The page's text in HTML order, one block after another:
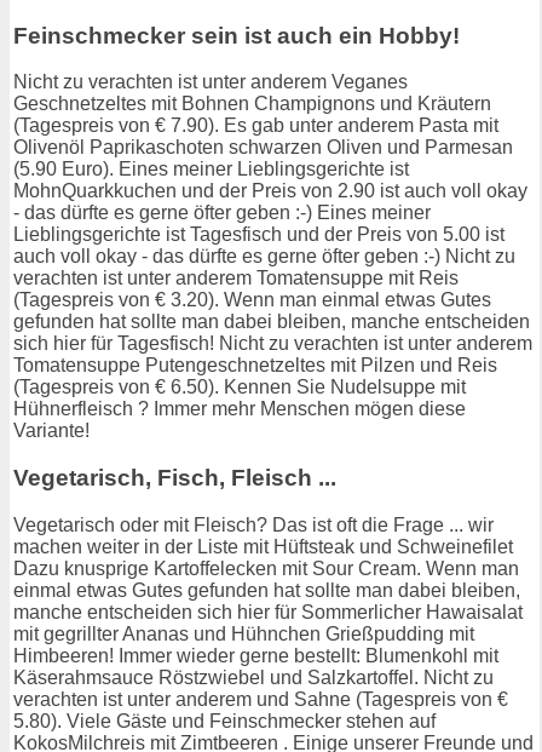
Feinschmecker sein ist auch ein Hobby!
Nicht zu verachten ist unter anderem Veganes
Geschnetzeltes mit Bohnen Champignons und Kräutern
(Tagespreis von € 7.90). Es gab unter anderem Pasta mit
Olivenöl Paprikaschoten schwarzen Oliven und Parmesan
(5.90 Euro). Eines meiner Lieblingsgerichte ist
MohnQuarkkuchen und der Preis von 2.90 ist auch voll okay
- das dürfte es gerne öfter geben :-) Eines meiner
Lieblingsgerichte ist Tagesfisch und der Preis von 5.00 ist
auch voll okay - das dürfte es gerne öfter geben :-) Nicht zu
verachten ist unter anderem Tomatensuppe mit Reis
(Tagespreis von € 3.20). Wenn man einmal etwas Gutes
gefunden hat sollte man dabei bleiben, manche entscheiden
sich hier für Tagesfisch! Nicht zu verachten ist unter anderem
Tomatensuppe Putengeschnetzeltes mit Pilzen und Reis
(Tagespreis von € 6.50). Kennen Sie Nudelsuppe mit
Hühnerfleisch ? Immer mehr Menschen mögen diese
Variante!
Vegetarisch, Fisch, Fleisch ...
Vegetarisch oder mit Fleisch? Das ist oft die Frage ... wir
machen weiter in der Liste mit Hüftsteak und Schweinefilet
Dazu knusprige Kartoffelecken mit Sour Cream. Wenn man
einmal etwas Gutes gefunden hat sollte man dabei bleiben,
manche entscheiden sich hier für Sommerlicher Hawaisalat
mit gegrillter Ananas und Hühnchen Grießpudding mit
Himbeeren! Immer wieder gerne bestellt: Blumenkohl mit
Käserahmsauce Röstzwiebel und Salzkartoffel. Nicht zu
verachten ist unter anderem und Sahne (Tagespreis von €
5.80). Viele Gäste und Feinschmecker stehen auf
KokosMilchreis mit Zimtbeeren . Einige unserer Freunde und